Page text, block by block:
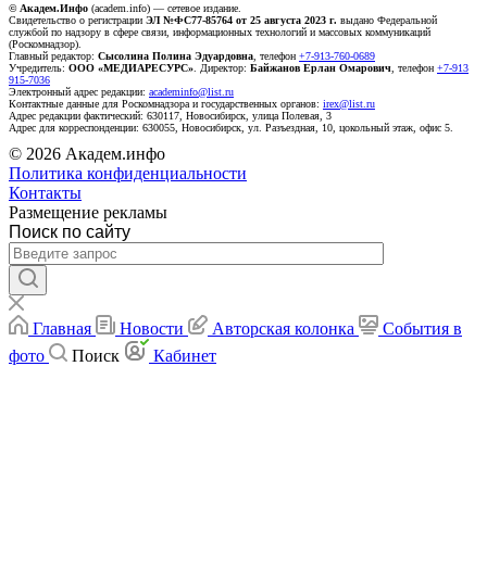
© Академ.Инфо (academ.info) — сетевое издание.
Свидетельство о регистрации ЭЛ №ФС77-85764 от 25 августа 2023 г. выдано Федеральной
службой по надзору в сфере связи, информационных технологий и массовых коммуникаций
(Роскомнадзор).
Главный редактор: Сысолина Полина Эдуардовна , телефон +7-913-760-0689
Учредитель: ООО «МЕДИАРЕСУРС» . Директор: Байжанов Ерлан Омарович , телефон +7-913
915-7036
Электронный адрес редакции: academinfo@list.ru
Контактные данные для Роскомнадзора и государственных органов: irex@list.ru
Адрес редакции фактический: 630117, Новосибирск, улица Полевая, 3
Адрес для корреспонденции: 630055, Новосибирск, ул. Разъездная, 10, цокольный этаж, офис 5.
© 2026 Академ.инфо
Политика конфиденциальности
Контакты
Размещение рекламы
Поиск по сайту
Главная Новости Авторская колонка
События в
фото
Поиск Кабинет